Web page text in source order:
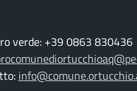
verde: +39 0863 830436